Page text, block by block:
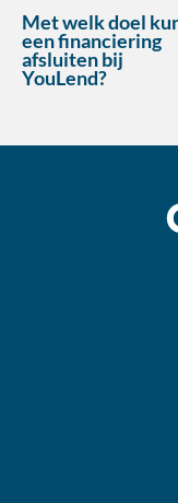
Met welk doel
een financiering
afsluiten bij
YouLend?